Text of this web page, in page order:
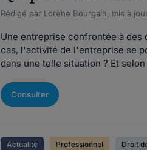
Rédigé par Lorène Bourgain, mis à
Une entreprise confrontée à
cas, l'activité de l'entreprise se
dans une telle situation ? Et
Consulter
Actualité Professionnel Droit